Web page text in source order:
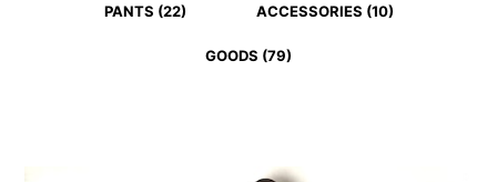
PANTS (22) ACCESSORIES (10)
GOODS (79)